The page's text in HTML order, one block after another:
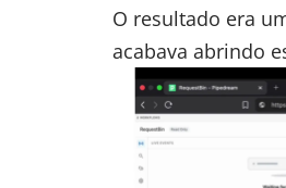
O resultado era
acabava abrindo